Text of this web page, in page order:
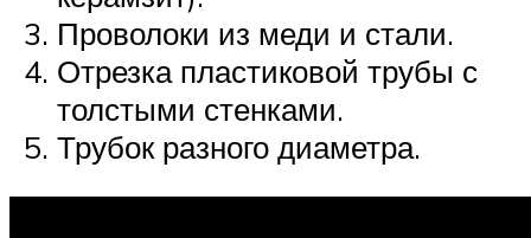
Проволоки из меди и стали.
Отрезка пластиковой трубы с
толстыми стенками.
Трубок разного диаметра.